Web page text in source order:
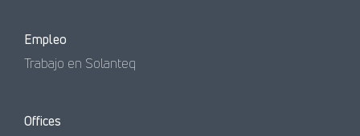
Empleo
Trabajo en Solanteq
Offices